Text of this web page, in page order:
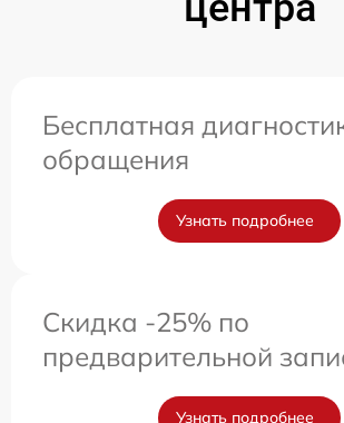
Бесплатная
обращения
Узнать подробнее
Скидка -25% по
предварительной
Узнать подробнее